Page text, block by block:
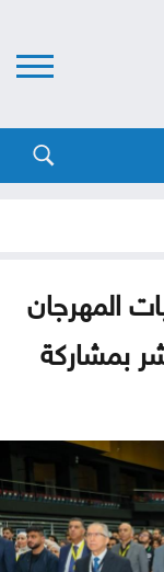
المهرجان
بمشاركة